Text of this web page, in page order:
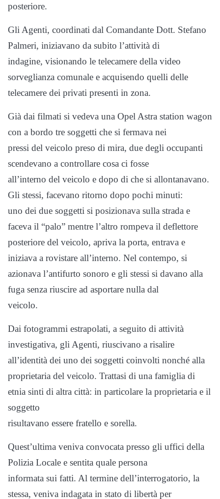
posteriore.
Gli Agenti, coordinati dal Comandante Dott. Stefano
Palmeri, iniziavano da subito l’attività di
indagine, visionando le telecamere della video
sorveglianza comunale e acquisendo quelli delle
telecamere dei privati presenti in zona.
Già dai filmati si vedeva una Opel Astra station wagon
con a bordo tre soggetti che si fermava nei
pressi del veicolo preso di mira, due degli occupanti
scendevano a controllare cosa ci fosse
all’interno del veicolo e dopo di che si allontanavano.
Gli stessi, facevano ritorno dopo pochi minuti:
uno dei due soggetti si posizionava sulla strada e
faceva il “palo” mentre l’altro rompeva il deflettore
posteriore del veicolo, apriva la porta, entrava e
iniziava a rovistare all’interno. Nel contempo, si
azionava l’antifurto sonoro e gli stessi si davano alla
fuga senza riuscire ad asportare nulla dal
veicolo.
Dai fotogrammi estrapolati, a seguito di attività
investigativa, gli Agenti, riuscivano a risalire
all’identità dei uno dei soggetti coinvolti nonché alla
proprietaria del veicolo. Trattasi di una famiglia di
etnia sinti di altra città: in particolare la proprietaria e il
soggetto
risultavano essere fratello e sorella.
Quest’ultima veniva convocata presso gli uffici della
Polizia Locale e sentita quale persona
informata sui fatti. Al termine dell’interrogatorio, la
stessa, veniva indagata in stato di libertà per